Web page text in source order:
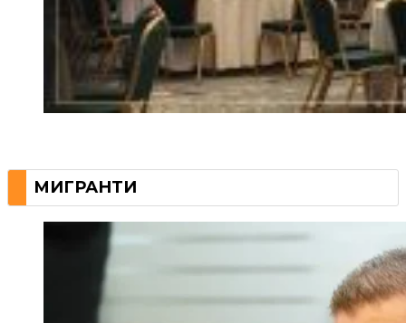
МИГРАНТИ